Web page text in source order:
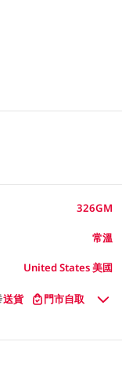
326GM
常溫
United States 美國
送貨 門市自取